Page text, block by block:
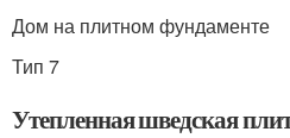
Дом на плитном фундаменте
Тип 7
Утепленная шведская